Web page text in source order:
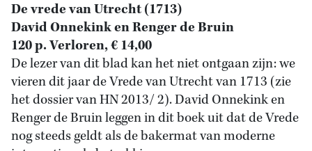
De vrede van Utrecht (1713)
David Onnekink en Renger de Bruin
120 p. Verloren, € 14,00
De lezer van dit blad kan het niet ontgaan zijn: we
vieren dit jaar de Vrede van Utrecht van 1713 (zie
het dossier van HN 2013/ 2). David Onnekink en
Renger de Bruin leggen in dit boek uit dat de Vrede
nog steeds geldt als de bakermat van moderne